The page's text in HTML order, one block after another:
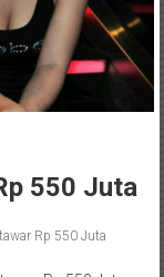
550 Juta
Rp 550 Juta